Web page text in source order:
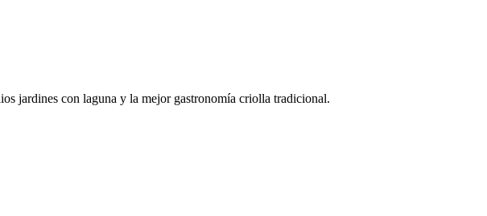
jardines con laguna y la mejor gastronomía criolla tradicional.